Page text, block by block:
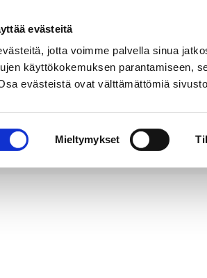
evästeitä
jotta voimme palvella sinua
käyttökokemuksen parantamiseen,
evästeistä ovat välttämättömiä
Mieltymykset